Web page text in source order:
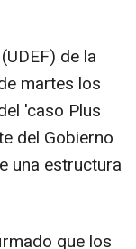
de la
martes los
'caso Plus
del Gobierno
una estructura
que los